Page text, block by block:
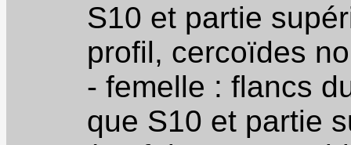
S10 et partie
profil, cercoïdes
- femelle : flancs
que S10 et partie